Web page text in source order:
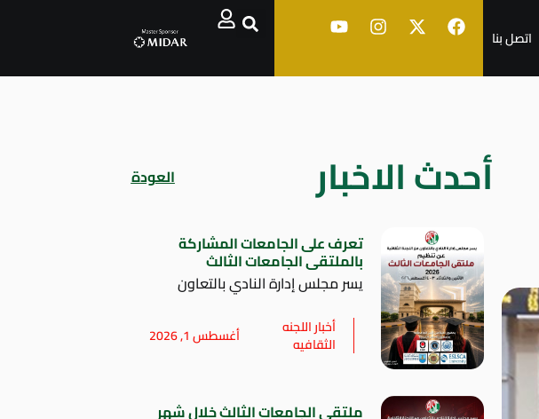
اتصل بنا
أحدث الاخبار العودة
تعرف على الجامعات المشاركة
بالملتقى الجامعات الثالث
يسر مجلس إدارة النادي بالتعاون
أخبار اللجنه
الثقافيه أغسطس 1, 2026
ملتقي الجامعات الثالث خلال شهر